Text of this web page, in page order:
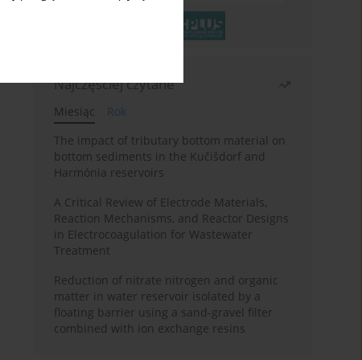
Najczęściej czytane
Miesiąc
Rok
The impact of tributary bottom material on
bottom sediments in the Kučišdorf and
Harmónia reservoirs
A Critical Review of Electrode Materials,
Reaction Mechanisms, and Reactor Designs
in Electrocoagulation for Wastewater
Treatment
Reduction of nitrate nitrogen and organic
matter in water reservoir isolated by a
floating barrier using a sand-gravel filter
combined with ion exchange resins